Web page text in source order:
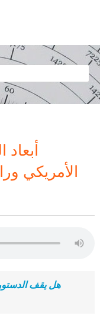
الأمريكي
هل يقف الدستور